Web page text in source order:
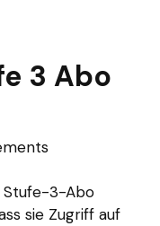
3 Abo
Stufe-3-Abo
sie Zugriff auf